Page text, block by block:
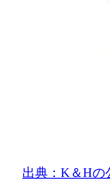
出典：K＆Hの